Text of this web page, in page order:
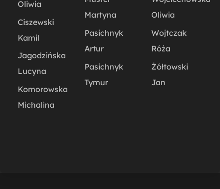
Oliwia
Ciszewski
Kamil
Jagodzińska
Lucyna
Komorowska
Michalina
Martyna
Pasichnyk
Artur
Pasichnyk
Tymur
Oliwia
Wojtczak
Róża
Żółtowski
Jan